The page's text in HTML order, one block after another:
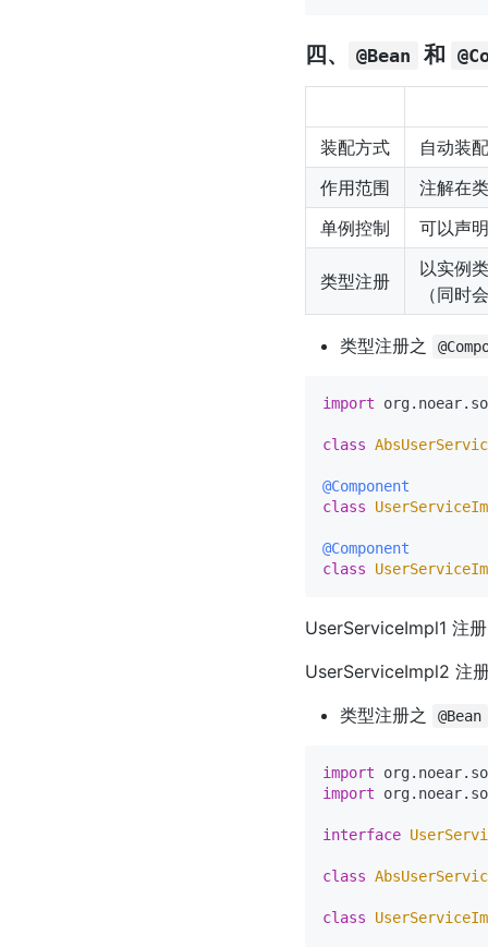
四、 @Bean 和
装配方式
自动装配
作用范围
注解在
单例控制
可以声
类型注册
以实例
（同时
类型注册之
import
class
@Component
class
@Component
class
UserServiceImpl1 注
UserServiceImpl2 注
类型注册之
@Bean
import
import
interface
class
class